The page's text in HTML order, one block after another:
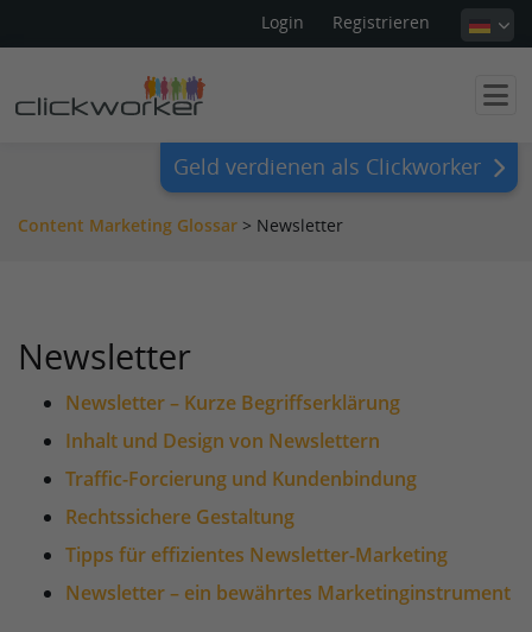
Login Registrieren
Geld verdienen als Clickworker
Content Marketing Glossar > Newsletter
Newsletter
Newsletter – Kurze Begriffserklärung
Inhalt und Design von Newslettern
Traffic-Forcierung und Kundenbindung
Rechtssichere Gestaltung
Tipps für effizientes Newsletter-Marketing
Newsletter – ein bewährtes Marketinginstrument